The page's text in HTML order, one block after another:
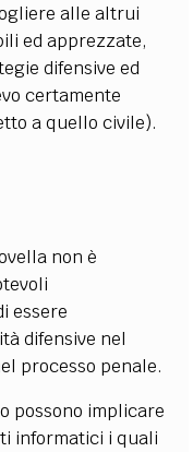
alle altrui
ed apprezzate,
difensive ed
certamente
a quello civile).
non è
essere
difensive nel
processo penale.
possono implicare
informatici i quali